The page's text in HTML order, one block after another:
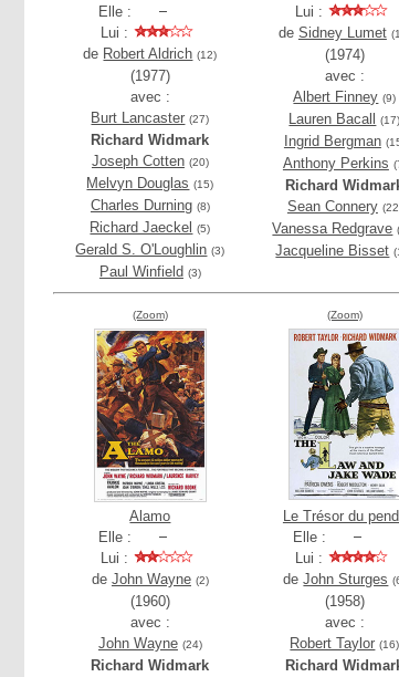
Elle :
Lui :
de Robert Aldrich (12)
(1977)
avec :
Burt Lancaster (27)
Richard Widmark
Joseph Cotten (20)
Melvyn Douglas (15)
Charles Durning (8)
Richard Jaeckel (5)
Gerald S. O'Loughlin (3)
Paul Winfield (3)
Lui :
de Sidney Lumet
(1974)
avec :
Albert Finney (9)
Lauren Bacall (17)
Ingrid Bergman
Anthony Perkins
Richard
Sean Connery
Vanessa Redgrave
Jacqueline Bisset
(Zoom)
Alamo
Elle :
Lui :
de John Wayne (2)
(1960)
avec :
John Wayne (24)
Richard Widmark
(Zoom)
Le Trésor du
Elle :
Lui :
deJohn Sturges
(1958)
avec :
Robert Taylor (16)
Richard